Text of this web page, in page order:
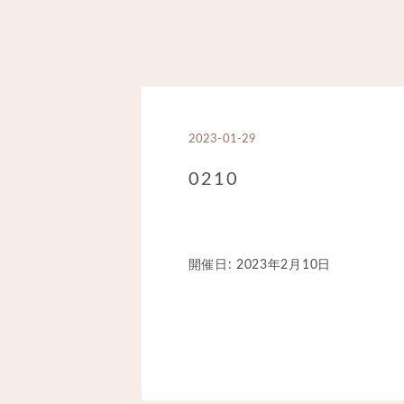
2023-01-29
0210
開催日: 2023年2月10日